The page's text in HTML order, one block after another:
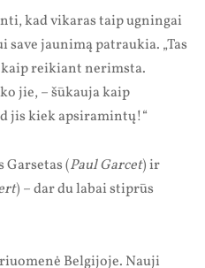
kad vikaras taip ugningai
jaunimą patraukia. „Tas
reikiant nerimsta.
jie, – šūkauja kaip
jis kiek apsiramintų!“
(Paul Garcet) ir
) – dar du labai stiprūs
Belgijoje. Nauji